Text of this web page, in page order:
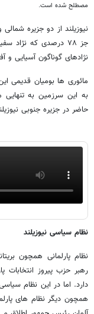
مصطلح شده است.
نیوزیلند از دو جزیره
نژادهای گوناگون آسیایی و
مائوری ها بومیان قدیمی
به این سرزمین به تنهایی
حاضر در جزیره جنوبی
نظام سیاسی نیوزیلند
نظام پارلمانی همچون
رهبر حزب پیروز انتخابات
دارد. اما در این نظام
همچون دیگر نظام های